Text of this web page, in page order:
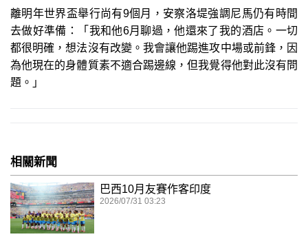
離明年世界盃舉行尚有9個月，安察洛堤強調尼馬仍有時間
去做好準備：「我和他6月聊過，他還來了我的酒店。一切
都很明確，想法沒有改變。我會讓他踢進攻中場或前鋒，因
為他現在的身體質素不適合踢邊線，但我覺得他對此沒有問
題。」
相關新聞
巴西10月友賽作客印度
2026/07/31 03:23